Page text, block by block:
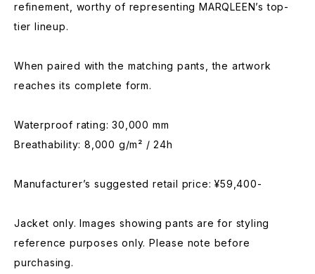
refinement, worthy of representing MARQLEEN’s top-
tier lineup.
When paired with the matching pants, the artwork
reaches its complete form.
Waterproof rating: 30,000 mm
Breathability: 8,000 g/m² / 24h
Manufacturer’s suggested retail price: ¥59,400-
Jacket only. Images showing pants are for styling
reference purposes only. Please note before
purchasing.